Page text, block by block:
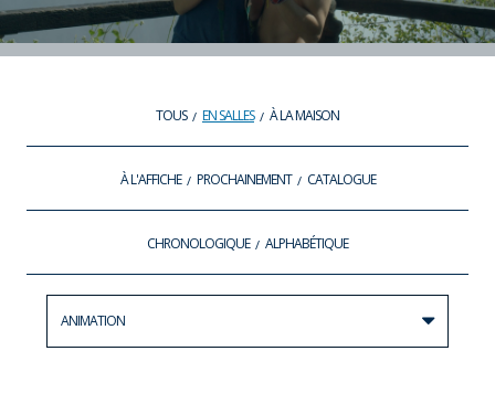
TOUS EN SALLES À LA MAISON
À L'AFFICHE PROCHAINEMENT CATALOGUE
CHRONOLOGIQUE ALPHABÉTIQUE
ANIMATION